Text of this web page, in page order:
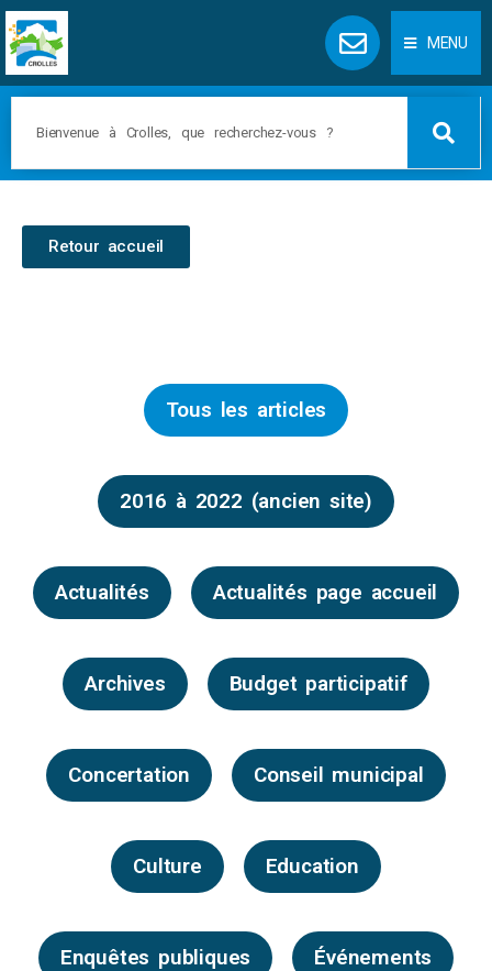
MENU
Retour accueil
Tous les articles
2016 à 2022 (ancien site)
Actualités Actualités page accueil
Archives Budget participatif
Concertation Conseil municipal
Culture Education
Enquêtes publiques Événements
Panneau de gestion des cookies